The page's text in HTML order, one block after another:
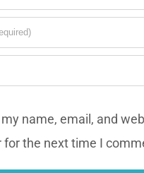
name, email, and
for the next time I